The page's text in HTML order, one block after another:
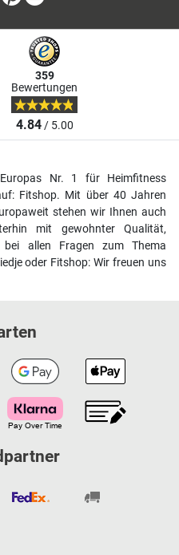
359
Bewertungen
4.84/ 5.00
Nr. 1 für Heimfitness
Fitshop. Mit über 40 Jahren
stehen wir Ihnen auch
mit gewohnter Qualität,
bei allen Fragen zum Thema
oder Fitshop: Wir freuen uns